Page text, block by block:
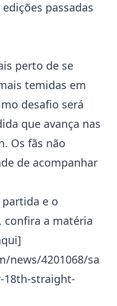
passadas
perto de se
temidas em
desafio será
que avança nas
Os fãs não
de acompanhar
e o
, confira a matéria
news/4201068/sa
18th-straight-